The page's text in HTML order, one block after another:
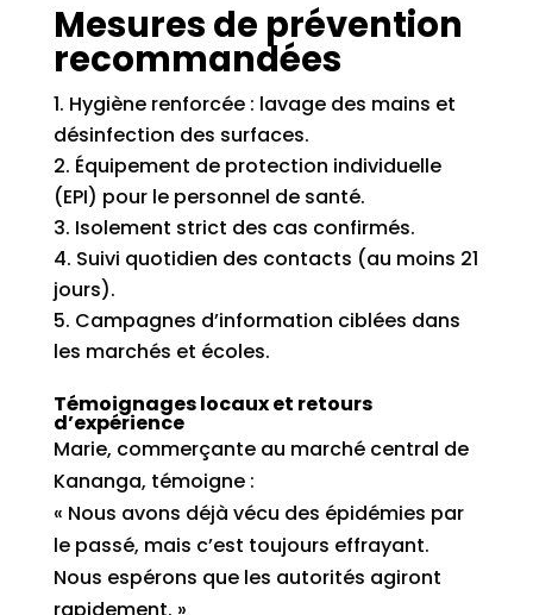
Mesures de prévention
recommandées
Hygiène renforcée : lavage des mains et
désinfection des surfaces.
Équipement de protection individuelle
(EPI) pour le personnel de santé.
Isolement strict des cas confirmés.
Suivi quotidien des contacts (au moins 21
jours).
Campagnes d’information ciblées dans
les marchés et écoles.
Témoignages locaux et retours
d’expérience
Marie, commerçante au marché central de
Kananga, témoigne :
« Nous avons déjà vécu des épidémies par
le passé, mais c’est toujours effrayant.
Nous espérons que les autorités agiront